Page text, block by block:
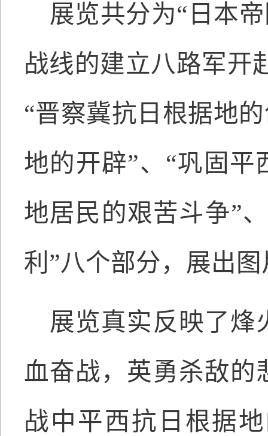
展览共分为“日本
战线的建立八路军开
“晋察冀抗日根据地
地的开辟”、“巩固平
地居民的艰苦斗争”
利”八个部分，展出
展览真实反映了烽
血奋战，英勇杀敌的
战中平西抗日根据